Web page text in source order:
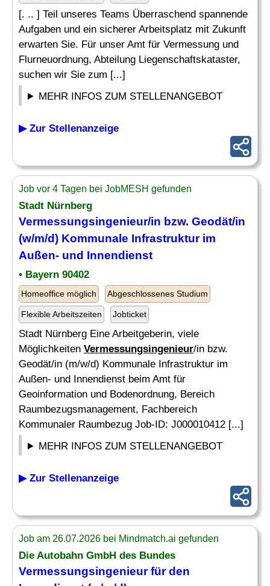
[. .. ] Teil unseres Teams Überraschend spannende
Aufgaben und ein sicherer Arbeitsplatz mit Zukunft
erwarten Sie. Für unser Amt für Vermessung und
Flurneuordnung, Abteilung Liegenschaftskataster,
suchen wir Sie zum [...]
MEHR INFOS ZUM STELLENANGEBOT
▶ Zur Stellenanzeige
Job vor 4 Tagen bei JobMESH gefunden
Stadt Nürnberg
Vermessungsingenieur/in bzw. Geodät/in
(w/m/d) Kommunale Infrastruktur im
Außen- und Innendienst
• Bayern 90402
Homeoffice möglich Abgeschlossenes Studium
Flexible Arbeitszeiten Jobticket
Stadt Nürnberg Eine Arbeitgeberin, viele
Möglichkeiten Vermessungsingenieur/in bzw.
Geodät/in (m/w/d) Kommunale Infrastruktur im
Außen- und Innendienst beim Amt für
Geoinformation und Bodenordnung, Bereich
Raumbezugsmanagement, Fachbereich
Kommunaler Raumbezug Job-ID: J000010412 [...]
MEHR INFOS ZUM STELLENANGEBOT
▶ Zur Stellenanzeige
Job am 26.07.2026 bei Mindmatch.ai gefunden
Die Autobahn GmbH des Bundes
Vermessungsingenieurfür den